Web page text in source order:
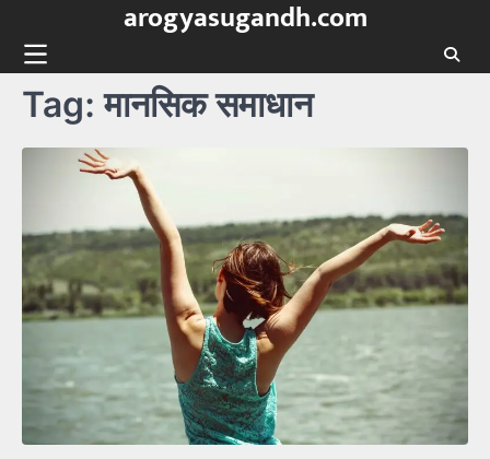
content
arogyasugandh.com
Tag:मानसिक समाधान